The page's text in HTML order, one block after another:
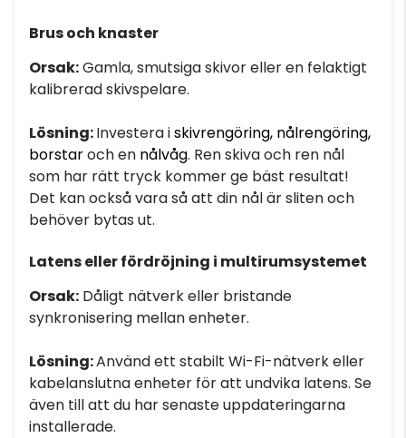
Brus och knaster
Orsak:Gamla, smutsiga skivor eller en felaktigt
kalibrerad skivspelare.
Lösning:Investera iskivrengöring, nålrengöring,
borstaroch en nålvåg. Ren skiva och ren nål
som har rätt tryck kommer ge bäst resultat!
Det kan också vara så att din nål är sliten och
behöver bytas ut.
Latens eller fördröjning i multirumsystemet
Orsak: Dåligt nätverk eller bristande
synkronisering mellan enheter.
Lösning:Använd ett stabilt Wi-Fi-nätverk eller
kabelanslutna enheter för att undvika latens. Se
även till att du har senaste uppdateringarna
installerade.